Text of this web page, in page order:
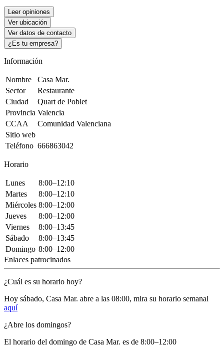
Leer opiniones
Ver ubicación
Ver datos de contacto
¿Es tu empresa?
Información
Nombre
Casa Mar.
Sector
Restaurante
Ciudad
Quart de Poblet
Provincia Valencia
CCAA
Comunidad Valenciana
Sitio web
Teléfono 666863042
Horario
Lunes
8:00–12:10
Martes
8:00–12:10
Miércoles 8:00–12:00
Jueves
8:00–12:00
Viernes
8:00–13:45
Sábado
8:00–13:45
Domingo 8:00–12:00
Enlaces patrocinados
¿Cuál es su horario hoy?
Hoy sábado, Casa Mar. abre a las 08:00, mira su horario semanal
aquí
¿Abre los domingos?
El horario del domingo de Casa Mar. es de 8:00–12:00